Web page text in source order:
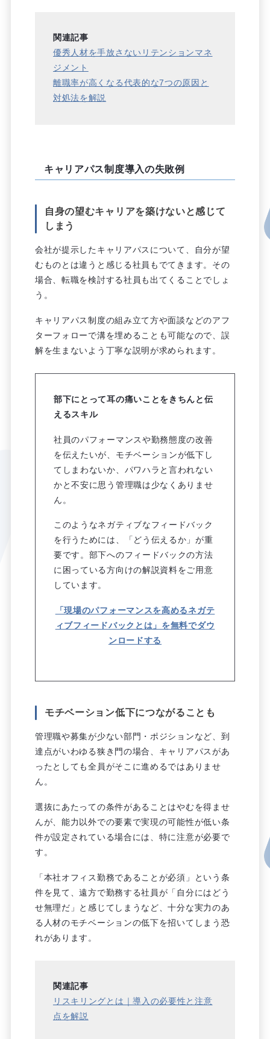
関連記事
優秀人材を手放さないリテンションマネ
ジメント
離職率が高くなる代表的な7つの原因と
対処法を解説
キャリアパス制度導入の失敗例
自身の望むキャリアを築けないと感じて
しまう
会社が提示したキャリアパスについて、自分が望
むものとは違うと感じる社員もでてきます。その
場合、転職を検討する社員も出てくることでしょ
う。
キャリアパス制度の組み立て方や面談などのアフ
ターフォローで溝を埋めることも可能なので、誤
解を生まないよう丁寧な説明が求められます。
部下にとって耳の痛いことをきちんと伝
えるスキル
社員のパフォーマンスや勤務態度の改善
を伝えたいが、モチベーションが低下し
てしまわないか、パワハラと言われない
かと不安に思う管理職は少なくありませ
ん。
このようなネガティブなフィードバック
を行うためには、「どう伝えるか」が重
要です。部下へのフィードバックの方法
に困っている方向けの解説資料をご用意
しています。
「現場のパフォーマンスを高めるネガテ
ィブフィードバックとは」を無料でダウ
ンロードする
モチベーション低下につながることも
管理職や募集が少ない部門・ポジションなど、到
達点がいわゆる狭き門の場合、キャリアパスがあ
ったとしても全員がそこに進めるではありませ
ん。
選抜にあたっての条件があることはやむを得ませ
んが、能力以外での要素で実現の可能性が低い条
件が設定されている場合には、特に注意が必要で
す。
「本社オフィス勤務であることが必須」という条
件を見て、遠方で勤務する社員が「自分にはどう
せ無理だ」と感じてしまうなど、十分な実力のあ
る人材のモチベーションの低下を招いてしまう恐
れがあります。
関連記事
リスキリングとは｜導入の必要性と注意
点を解説